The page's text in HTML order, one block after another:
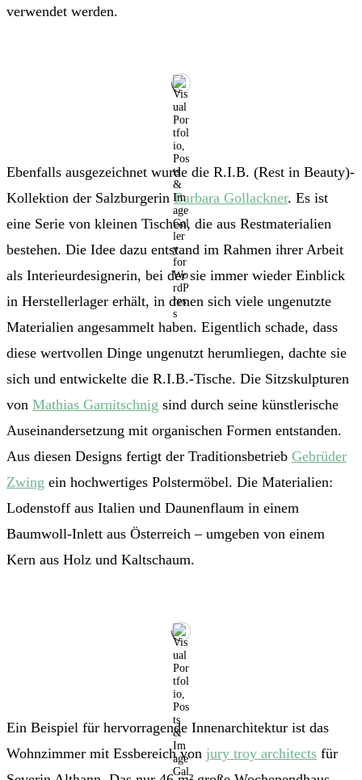
verwendet werden.
Ebenfalls ausgezeichnet wurde die R.I.B. (Rest in Beauty)-
Kollektion der SalzburgerinBarbara Gollackner. Es ist
eine Serie von kleinen Tischen, die aus Restmaterialien
bestehen. Die Idee dazu entstand im Rahmen ihrer Arbeit
als Interieurdesignerin, bei der sie immer wieder Einblick
in Herstellerlager erhält, in denen sich viele ungenutzte
Materialien angesammelt haben. Eigentlich schade, dass
diese wertvollen Dinge ungenutzt herumliegen, dachte sie
sich und entwickelte die R.I.B.-Tische. Die Sitzskulpturen
von Mathias Garnitschnig sind durch seine künstlerische
Auseinandersetzung mit organischen Formen entstanden.
Aus diesen Designs fertigt der Traditionsbetrieb Gebrüder
Zwing ein hochwertiges Polstermöbel. Die Materialien:
Lodenstoff aus Italien und Daunenflaum in einem
Baumwoll-Inlett aus Österreich – umgeben von einem
Kern aus Holz und Kaltschaum.
Ein Beispiel für hervorragende Innenarchitektur ist das
Wohnzimmer mit Essbereich von jury troy architects für